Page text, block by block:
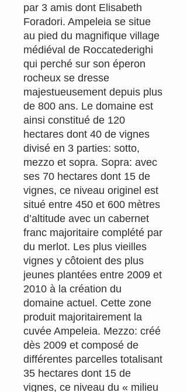
par 3 amis dont Elisabeth
Foradori. Ampeleia se situe
au pied du magnifique village
médiéval de Roccatederighi
qui perché sur son éperon
rocheux se dresse
majestueusement depuis plus
de 800 ans. Le domaine est
ainsi constitué de 120
hectares dont 40 de vignes
divisé en 3 parties: sotto,
mezzo et sopra. Sopra: avec
ses 70 hectares dont 15 de
vignes, ce niveau originel est
situé entre 450 et 600 mètres
d’altitude avec un cabernet
franc majoritaire complété par
du merlot. Les plus vieilles
vignes y côtoient des plus
jeunes plantées entre 2009 et
2010 à la création du
domaine actuel. Cette zone
produit majoritairement la
cuvée Ampeleia. Mezzo: créé
dès 2009 et composé de
différentes parcelles totalisant
35 hectares dont 15 de
vignes, ce niveau du « milieu